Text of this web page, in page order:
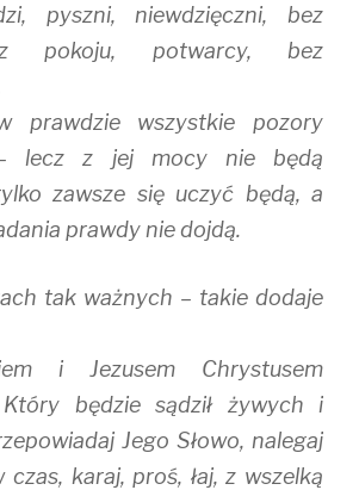
pyszni, niewdzięczni, bez
pokoju, potwarcy, bez
prawdzie wszystkie pozory
– lecz z jej mocy nie będą
zawsze się uczyć będą, a
prawdy nie dojdą.
tak ważnych – takie dodaje
i Jezusem Chrystusem
Który będzie sądził żywych i
Jego Słowo, nalegaj
karaj, proś, łaj, z wszelką